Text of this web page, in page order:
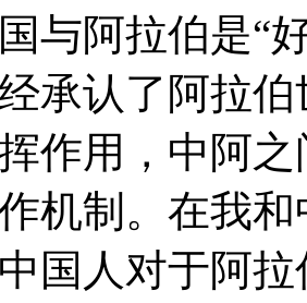
与阿拉伯是“
承认了阿拉
作用，中阿
机制。在我
国人对于阿